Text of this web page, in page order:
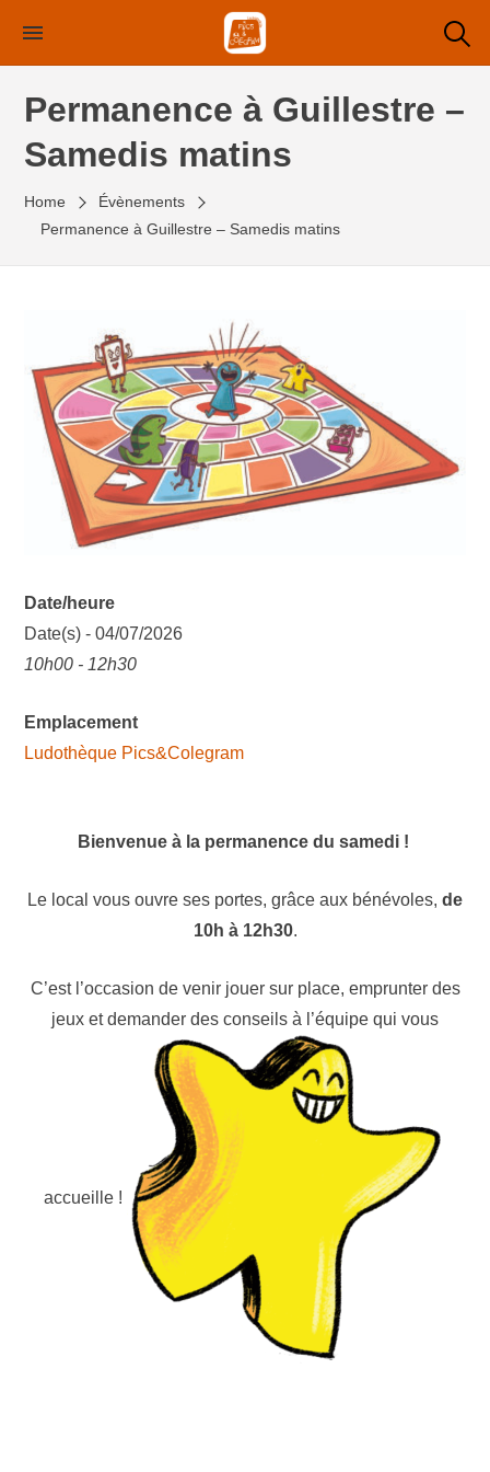
contentPermanence à Guillestre –
Samedis matins
Home
Évènements
Permanence à Guillestre – Samedis matins
Date/heure
Date(s) - 04/07/2026
10h00 - 12h30
Emplacement
Ludothèque Pics&Colegram
Bienvenue à la permanence du samedi !
Le local vous ouvre ses portes, grâce aux bénévoles, de
10h à 12h30.
C’est l’occasion de venir jouer sur place, emprunter des
jeux et demander des conseils à l’équipe qui vous
accueille !